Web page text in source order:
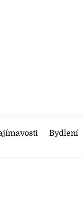
Bydlení